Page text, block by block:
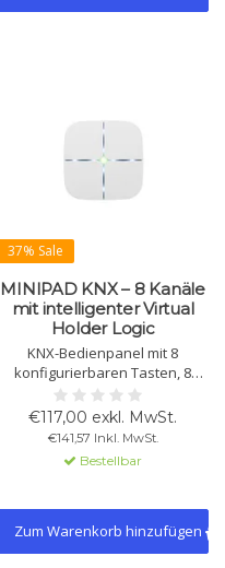
37% Sale
MINIPAD KNX – 8 Kanäle
mit intelligenter Virtual
Holder Logic
KNX-Bedienpanel mit 8
konfigurierbaren Tasten, 8
weißen LEDs und 1 RGB-LED. Mit
3 Eingängen, integriertem
Zweizonen-Temperaturregler,
16 Logikblöcken und Virtual
Holder Logic für präzise
€117,00 exkl. MwSt.
€141,57 Inkl. MwSt.
Bestellbar
Zum Warenkorb hinzufügen